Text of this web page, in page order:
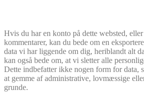
Hvis du har en konto på dette websted,
kommentarer, kan du bede om en
data vi har liggende om dig, heriblandt alt
kan også bede om, at vi sletter alle
Dette indbefatter ikke nogen form for data,
at gemme af administrative, lovmæssige
grunde.